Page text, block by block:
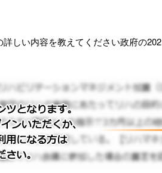
しい内容を教えてください政府の202